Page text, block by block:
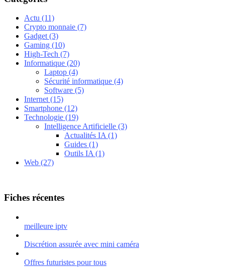
Actu (11)
Crypto monnaie (7)
Gadget (3)
Gaming (10)
High-Tech (7)
Informatique (20)
Laptop (4)
Sécurité informatique (4)
Software (5)
Internet (15)
Smartphone (12)
Technologie (19)
Intelligence Artificielle (3)
Actualités IA (1)
Guides (1)
Outils IA (1)
Web (27)
Fiches récentes
meilleure iptv
Discrétion assurée avec mini caméra
Offres futuristes pour tous